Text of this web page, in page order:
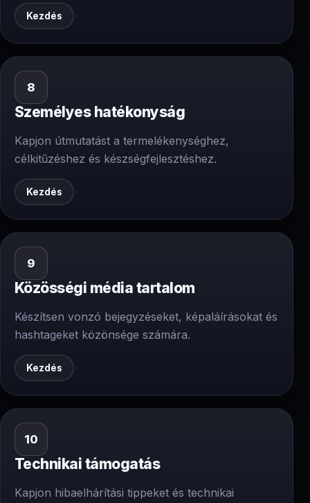
Kezdés
8
Személyes hatékonyság
Kapjon útmutatást a termelékenységhez,
célkitűzéshez és készségfejlesztéshez.
Kezdés
9
Közösségi média tartalom
Készítsen vonzó bejegyzéseket, képaláírásokat és
hashtageket közönsége számára.
Kezdés
10
Technikai támogatás
Kapjon hibaelhárítási tippeket és technikai